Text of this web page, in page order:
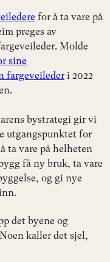
for å ta vare på
preges av
Molde
sine
fargeveileder i 2022
bystrategi gir vi
utgangspunktet for
ta vare på helheten
få ny bruk, ta vare
og gi nye
det byene og
kaller det sjel,